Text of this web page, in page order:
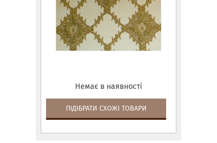
Немає в наявності
ПІДІБРАТИ СХОЖІ ТОВАРИ